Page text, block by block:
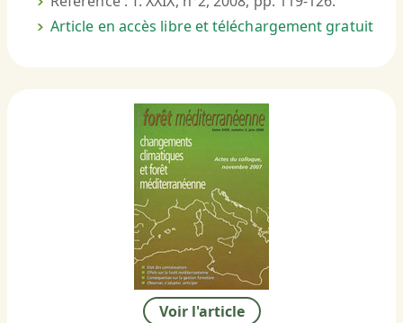
Article en accès libre et téléchargement gratuit
Voir l'article